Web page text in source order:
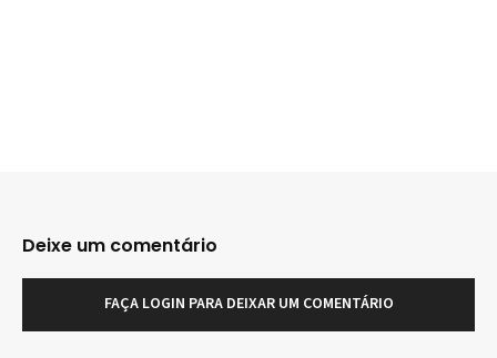
Deixe um comentário
FAÇA LOGIN PARA DEIXAR UM COMENTÁRIO